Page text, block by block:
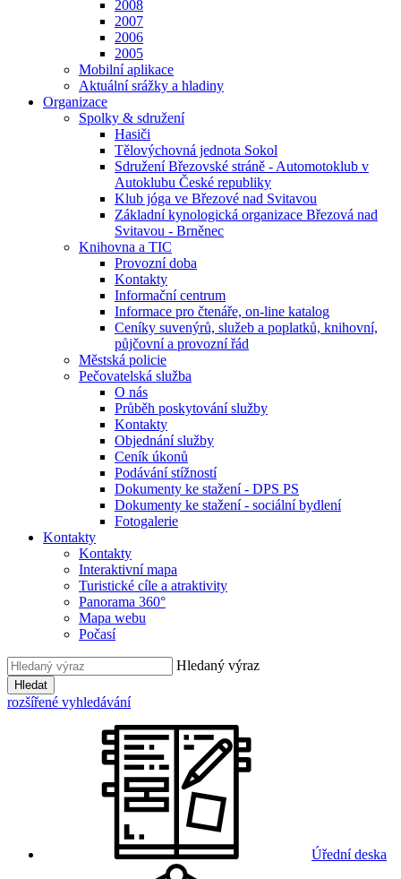
2008
2007
2006
2005
Mobilní aplikace
Aktuální srážky a hladiny
Organizace
Spolky & sdružení
Hasiči
Tělovýchovná jednota Sokol
Sdružení Březovské stráně - Automotoklub v
Autoklubu České republiky
Klub jóga ve Březové nad Svitavou
Základní kynologická organizace Březová nad
Svitavou - Brněnec
Knihovna a TIC
Provozní doba
Kontakty
Informační centrum
Informace pro čtenáře, on-line katalog
Ceníky suvenýrů, služeb a poplatků, knihovní,
půjčovní a provozní řád
Městská policie
Pečovatelská služba
O nás
Průběh poskytování služby
Kontakty
Objednání služby
Ceník úkonů
Podávání stížností
Dokumenty ke stažení - DPS PS
Dokumenty ke stažení - sociální bydlení
Fotogalerie
Kontakty
Kontakty
Interaktivní mapa
Turistické cíle a atraktivity
Panorama 360°
Mapa webu
Počasí
Hledaný výraz
Hledat
rozšířené vyhledávání
Úřední deska